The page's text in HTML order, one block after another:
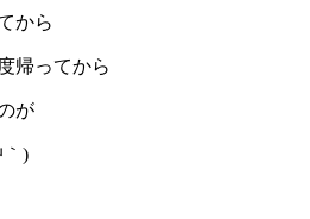
から
帰ってから
が
｀)